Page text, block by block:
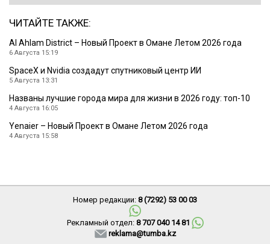
ЧИТАЙТЕ ТАКЖЕ:
Al Ahlam District – Новый Проект в Омане Летом 2026 года
6 Августа 15:19
SpaceX и Nvidia создадут спутниковый центр ИИ
5 Августа 13:31
Названы лучшие города мира для жизни в 2026 году: топ-10
4 Августа 16:05
Yenaier – Новый Проект в Омане Летом 2026 года
4 Августа 15:58
Номер редакции: 8 (7292) 53 00 03
Рекламный отдел: 8 707 040 14 81
reklama@tumba.kz